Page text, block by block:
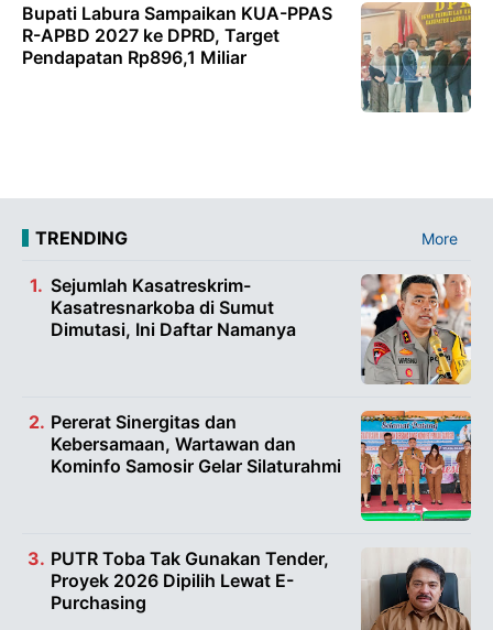
Bupati Labura Sampaikan KUA-PPAS
R-APBD 2027 ke DPRD, Target
Pendapatan Rp896,1 Miliar
TRENDING More
Sejumlah Kasatreskrim-
Kasatresnarkoba di Sumut
Dimutasi, Ini Daftar Namanya
Pererat Sinergitas dan
Kebersamaan, Wartawan dan
Kominfo Samosir Gelar Silaturahmi
PUTR Toba Tak Gunakan Tender,
Proyek 2026 Dipilih Lewat E-
Purchasing